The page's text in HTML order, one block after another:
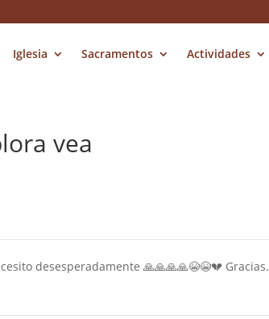
Iglesia Sacramentos Actividades
vea
desesperadamente 🙏🙏🙏🙏😭😭💔 Gracias.